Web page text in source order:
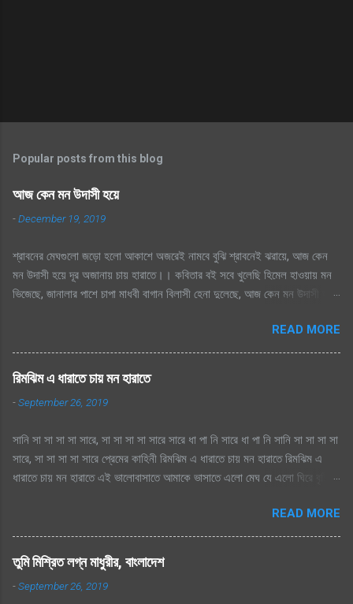
Popular posts from this blog
আজ কেন মন উদাসী হয়ে
-December 19, 2019
শ্রাবনের মেঘগুলো জড়ো হলো আকাশে অজরেই নামবে বুঝি শ্রাবনেই ঝরায়ে, আজ কেন
মন উদাসী হয়ে দূর অজানায় চায় হারাতে।। কবিতার বই সবে খুলেছি হিমেল হাওয়ায় মন
ভিজেছে, জানালার পাশে চাপা মাধবী বাগান বিলাসী হেনা দুলেছে, আজ কেন মন উদাসী হয়ে
হাসের জলকেলী পথিকের পায়ে হাটা থেমেছে, আজ কেন মন উদাসী হয়ে দূর অজানায় চায়
হারাতে, শ্রাবনের মেঘগুলো জড়ো হলো আকাশে অঝরে নামবে বুঝি শ্রাবনেই ঝরায়ে, আজ
কেন মন উদাসী হয়ে দূর অজানায় চায় হারাতে
READ MORE
রিমঝিম এ ধারাতে চায় মন হারাতে
-September 26, 2019
সানি সা সা সা সা সারে, সা সা সা সা সারে সারে ধা পা নি সারে ধা পা নি সানি সা সা সা সা
সারে, সা সা সা সা সারে প্রেমের কাহিনী রিমঝিম এ ধারাতে চায় মন হারাতে রিমঝিম এ
ধারাতে চায় মন হারাতে এই ভালোবাসাতে আমাকে ভাসাতে এলো মেঘ যে এলো ঘিরে বৃষ্টি
মেঘ যে এলো ঘিরে বৃষ্টি সুরে সুরে শোনায় রাগিনী মনে স্বপ্ন এলোমেলো এই কি শুরু হল
প্রেমের কাহিনী? রিমঝিম এ ধারাতে চায় মন হারাতে রিমঝিম এ ধারাতে চায় মন হারাতে
আগে কত বৃষ্টি যে দেখেছি শ্রাবণে জাগেনি তো এত আশা, ভালোবাসা এ মনে আগে কত বৃষ্টি
যে দেখেছি শ্রাবণে জাগেনি তো এত আশা, ভালোবাসা এ মনে সে বৃষ্টি ভেজা পায়ে সামনে
এলে হায়, ফোটে কামিনী আজ ভিজতে ভালোলাগে শূন্য মনে জাগে প্রেমের কাহিনী সে বৃষ্টি
READ MORE
তুমি মিশ্রিত লগ্ন মাধুরীর, বাংলাদেশ
-September 26, 2019